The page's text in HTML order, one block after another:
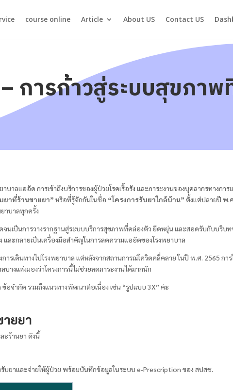
course online Article About US Contact US
การก้าวสู่ระบบสุขภาพ
ลแออัด การเข้าถึงบริการของผู้ป่วยโรคเรื้อรัง และภาระงานของบุคลากรทางกา
ยาที่ร้านขายยา” หรือที่รู้จักกันในชื่อ “โครงการรับยาใกล้บ้าน” ตั้งแต่ปลายปี พ.
าบาลทุกครั้ง
นเป็นการวางรากฐานสู่ระบบบริการสุขภาพที่คล่องตัว ยืดหยุ่น และสอดรับกับบริบ
และกลายเป็นเครื่องมือสำคัญในการลดความแออัดของโรงพยาบาล
รเดินทางไปโรงพยาบาล แต่หลังจากสถานการณ์โควิดคลี่คลาย ในปี พ.ศ. 2565 กา
างแห่งมองว่าโครงการนี้ไม่ช่วยลดภาระงานได้มากนัก
อจำกัด รวมถึงแนวทางพัฒนาต่อเนื่อง เช่น “รูปแบบ 3X” ค่ะ
ยยา
ะร้านยา ดังนี้
รับยาและจ่ายให้ผู้ป่วย พร้อมบันทึกข้อมูลในระบบ e-Prescription ของ สปสช.